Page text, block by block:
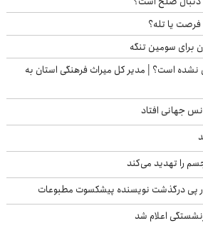
فرصت یا تله؟
برای سومین تنگه
است؟ | مدیر کل میراث فرهنگی استان به
جهانی افتاد
را تهدید می‌کند
پی درگذشت نویسنده پیشکسوت مطبوعات
اعلام شد